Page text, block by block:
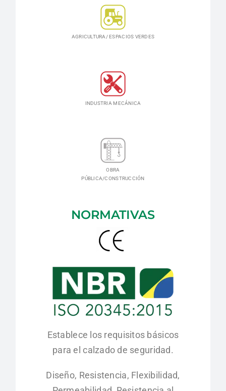
AGRICULTURA/ ESPACIOS VERDES
INDUSTRIA MECÁNICA
OBRA
PÚBLICA/CONSTRUCCIÓN
NORMATIVAS
Establece los requisitos básicos
para el calzado de seguridad.
Diseño, Resistencia, Flexibilidad,